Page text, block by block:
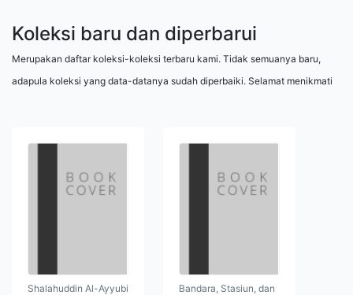
Koleksi baru dan diperbarui
Merupakan daftar koleksi-koleksi terbaru kami. Tidak semuanya baru,
adapula koleksi yang data-datanya sudah diperbaiki. Selamat menikmati
Shalahuddin Al-Ayyubi
Bandara, Stasiun, dan